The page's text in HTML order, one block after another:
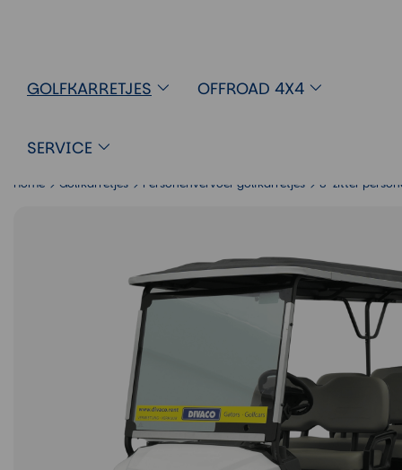
GOLFKARRETJES OFFROAD 4X4
SERVICE
Home Golfkarretjes Personenvervoer golfkarretjes 8-zitter